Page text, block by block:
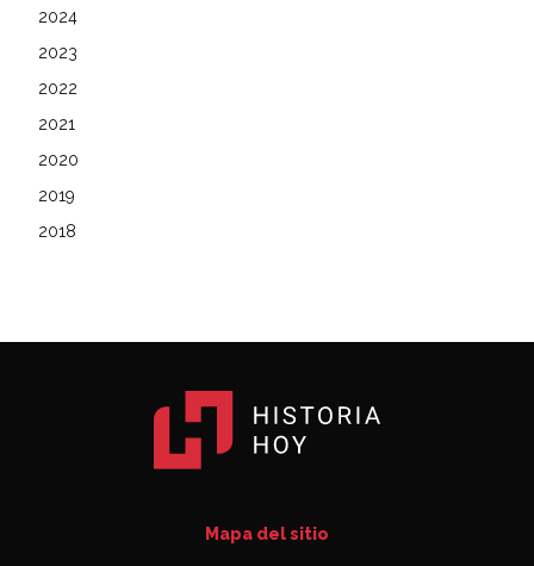
2024
2023
2022
2021
2020
2019
2018
Mapa del sitio